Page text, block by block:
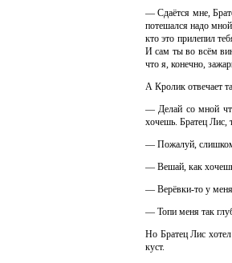
— Сдаётся мне,
потешался надо
кто это прилепил
И сам ты во всём
что я, конечно,
А Кролик отвечает
— Делай со мной
хочешь. Братец Лис,
— Пожалуй,
— Вешай, как
— Верёвки-то у
— Топи меня так
Но Братец Лис
куст.